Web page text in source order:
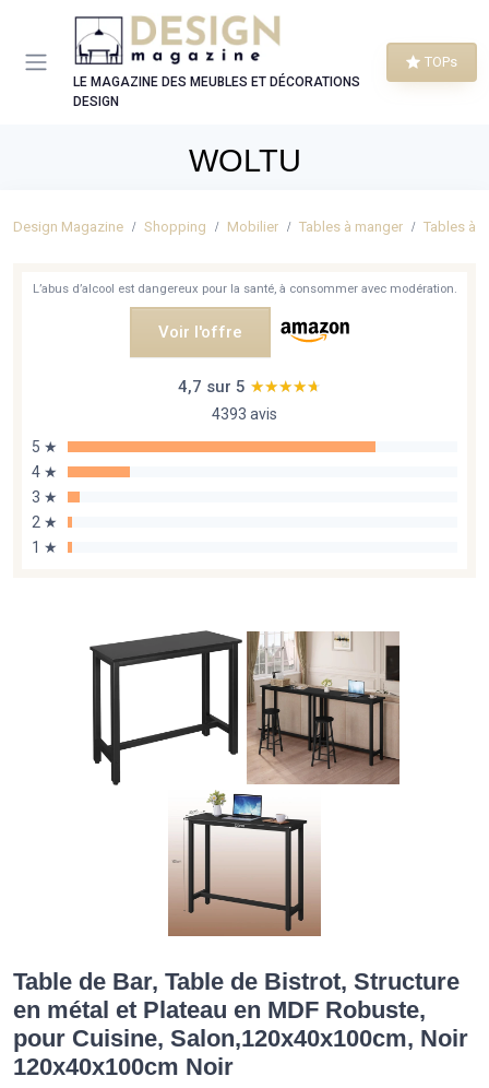
LE MAGAZINE DES MEUBLES ET DÉCORATIONS
DESIGN
TOPs
WOLTU
Design Magazine Shopping Mobilier Tables à manger Tables à
L’abus d’alcool est dangereux pour la santé, à consommer avec modération.
Voir l'offre
4,7 sur 5 ★★★★★
★★★★★
4393 avis
5 ★
4 ★
3 ★
2 ★
1 ★
Table de Bar, Table de Bistrot, Structure
en métal et Plateau en MDF Robuste,
pour Cuisine, Salon,120x40x100cm, Noir
120x40x100cm Noir
Panneau de gestion des cookies